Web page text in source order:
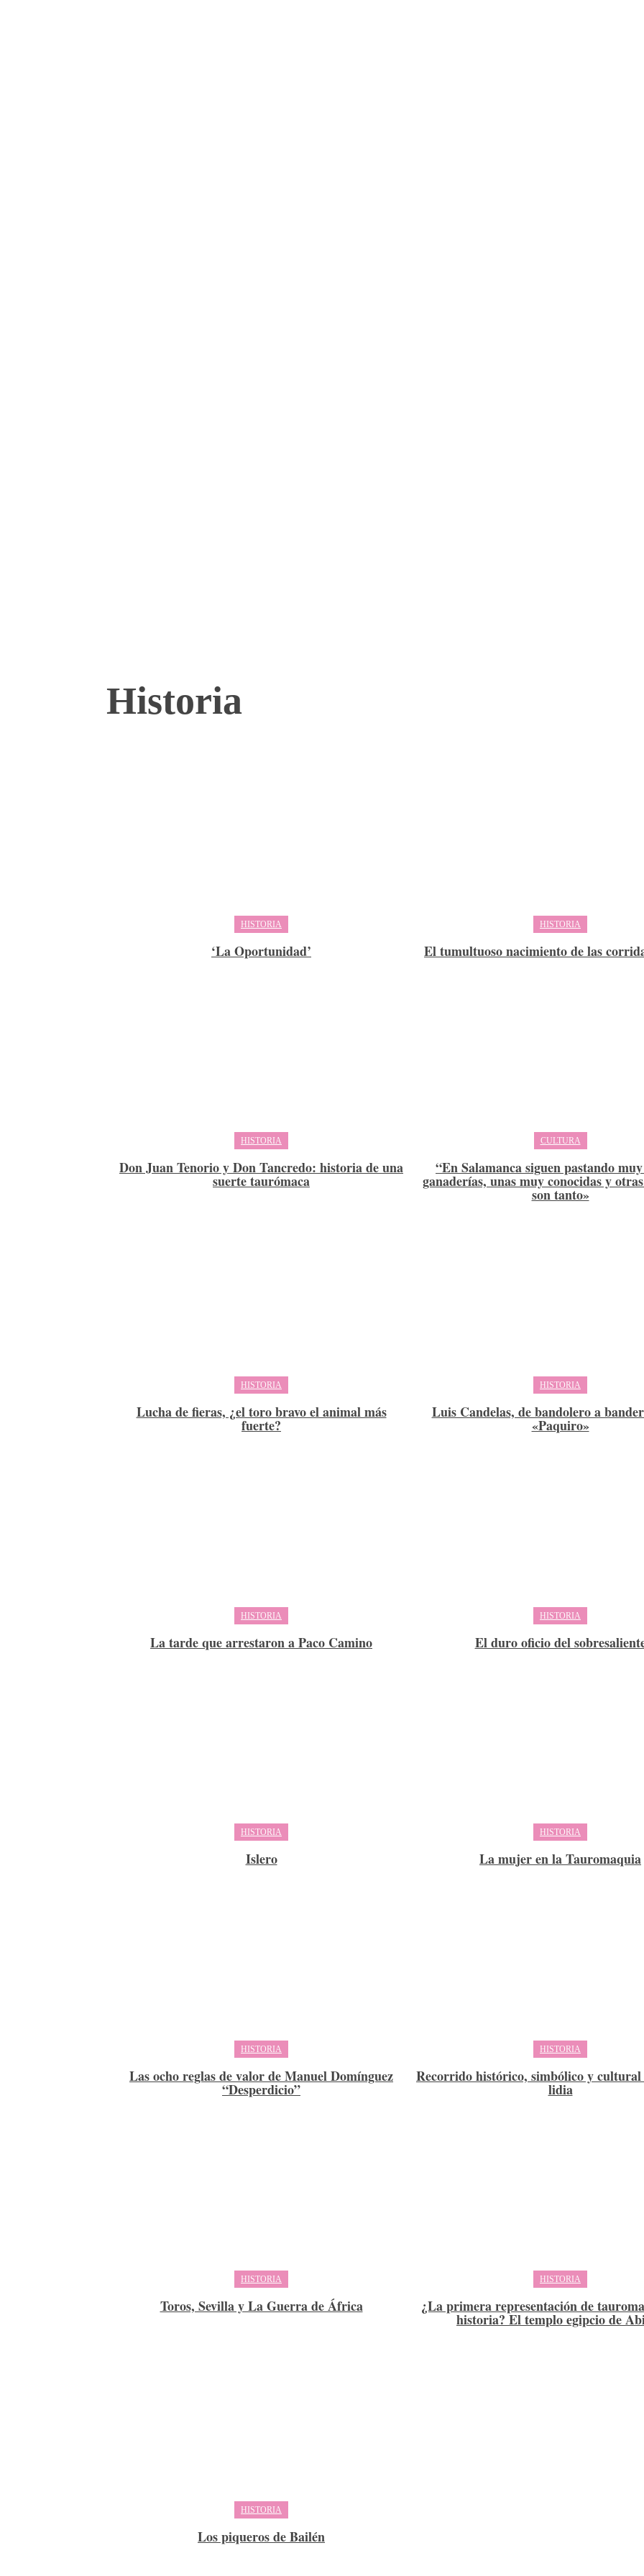
Historia
HISTORIA
‘La Oportunidad’
HISTORIA
El tumultuoso nacimiento de las
HISTORIA
Don Juan Tenorio y Don Tancredo: historia de una
suerte taurómaca
CULTURA
“En Salamanca siguen pastando
ganaderías, unas muy conocidas y
son tanto»
HISTORIA
Lucha de fieras, ¿el toro bravo el animal más
fuerte?
HISTORIA
Luis Candelas, de bandolero a
«Paquiro»
HISTORIA
La tarde que arrestaron a Paco Camino
HISTORIA
El duro oficio del
HISTORIA
Islero
HISTORIA
La mujer en la Tauromaquia
HISTORIA
Las ocho reglas de valor de Manuel Domínguez
“Desperdicio”
HISTORIA
Recorrido histórico, simbólico y
lidia
HISTORIA
Toros, Sevilla y La Guerra de África
HISTORIA
¿La primera representación de
historia? El templo egipcio de
HISTORIA
Los piqueros de Bailén